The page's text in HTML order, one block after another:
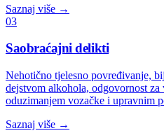
Saznaj više →
03
Saobraćajni delikti
Nehotično tjelesno povređivanje,
dejstvom alkohola, odgovornost za
oduzimanjem vozačke i upravnim
Saznaj više →